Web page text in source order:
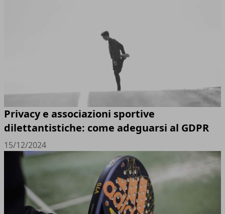
Privacy e associazioni sportive
dilettantistiche: come adeguarsi al GDPR
15/12/2024